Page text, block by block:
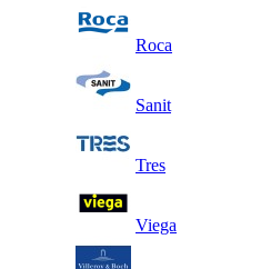
Roca
Sanit
Tres
Viega